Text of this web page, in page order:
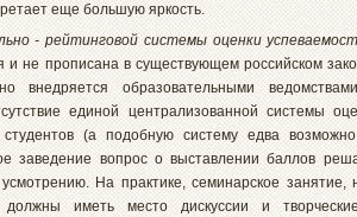
еще большую яркость.
- рейтинговой системы оценки
и не прописана в существующем российском
внедряется образовательными
единой централизованной системы
студентов (а подобную систему едва
заведение вопрос о выставлении баллов
На практике, семинарское занятие,
должны иметь место дискуссии и